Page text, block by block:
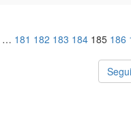
… 181 182 183 184 185 186